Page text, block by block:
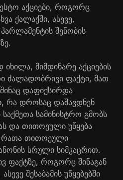
აქციები, როგორც
ქალაქში, ასევე,
შენობის
მიმდინარე აქციების
ძალადობრივი ფაქტი, მათ
დაფიქსირდა
რა დროსაც დაშავდნენ
საქმეთა სამინისტრო გმობს
და თითოეული უწყება
რათა თითოეული
სრული სიმკაცრით.
როგორც შინაგან
შესაბამის უწყებებში